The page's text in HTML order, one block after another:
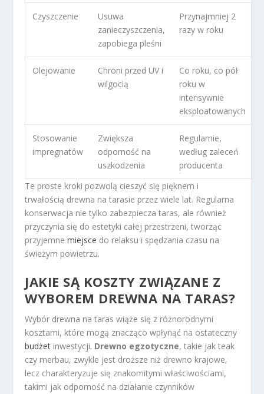
Czyszczenie
Usuwa
zanieczyszczenia,
zapobiega pleśni
Przynajmniej 2
razy w roku
Olejowanie
Chroni przed UV i
wilgocią
Co roku, co pół
roku w
intensywnie
eksploatowanych
Stosowanie
impregnatów
Zwiększa
odporność na
uszkodzenia
Regularnie,
według zaleceń
producenta
Te proste kroki pozwolą cieszyć się pięknem i
trwałością drewna na tarasie przez wiele lat. Regularna
konserwacja nie tylko zabezpiecza taras, ale również
przyczynia się do estetyki całej przestrzeni, tworząc
przyjemnemiejsce do relaksu i spędzania czasu na
świeżym powietrzu.
JAKIE SĄ KOSZTY ZWIĄZANE Z
WYBOREM DREWNA NA TARAS?
Wybór drewna na taras wiąże się z różnorodnymi
kosztami, które mogą znacząco wpłynąć na ostateczny
budżet inwestycji. Drewno egzotyczne, takie jak teak
czy merbau, zwykle jest droższe niż drewno krajowe,
lecz charakteryzuje się znakomitymi właściwościami,
takimi jak odporność na działanie czynników